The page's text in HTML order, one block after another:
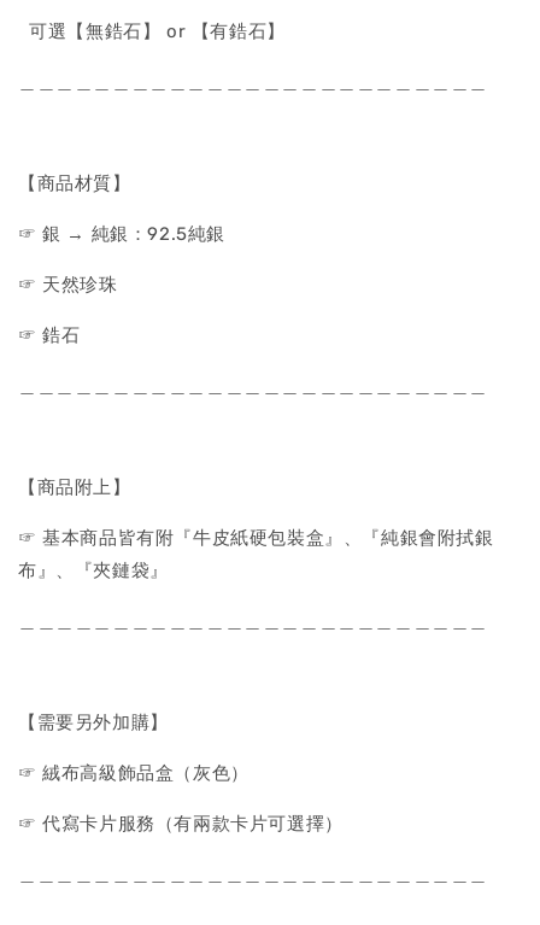
可選【無鋯石】 or 【有鋯石】
【商品材質】
☞ 銀 → 純銀：92.5純銀
☞ 天然珍珠
☞ 鋯石
【商品附上】
☞ 基本商品皆有附『牛皮紙硬包裝盒』、『純銀會附拭銀
布』、『夾鏈袋』
【需要另外加購】
☞ 絨布高級飾品盒（灰色）
☞ 代寫卡片服務（有兩款卡片可選擇）